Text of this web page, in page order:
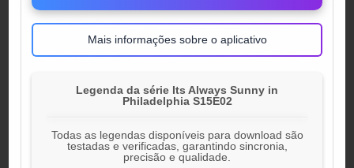
Mais informações sobre o aplicativo
Legenda da série Its Always Sunny in
Philadelphia S15E02
Todas as legendas disponíveis para download são
testadas e verificadas, garantindo sincronia,
precisão e qualidade.